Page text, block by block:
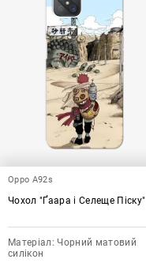
Oppo A92s
Чохол "Ґаара і Селеще Піску"
Матеріал: Чорний матовий
силікон